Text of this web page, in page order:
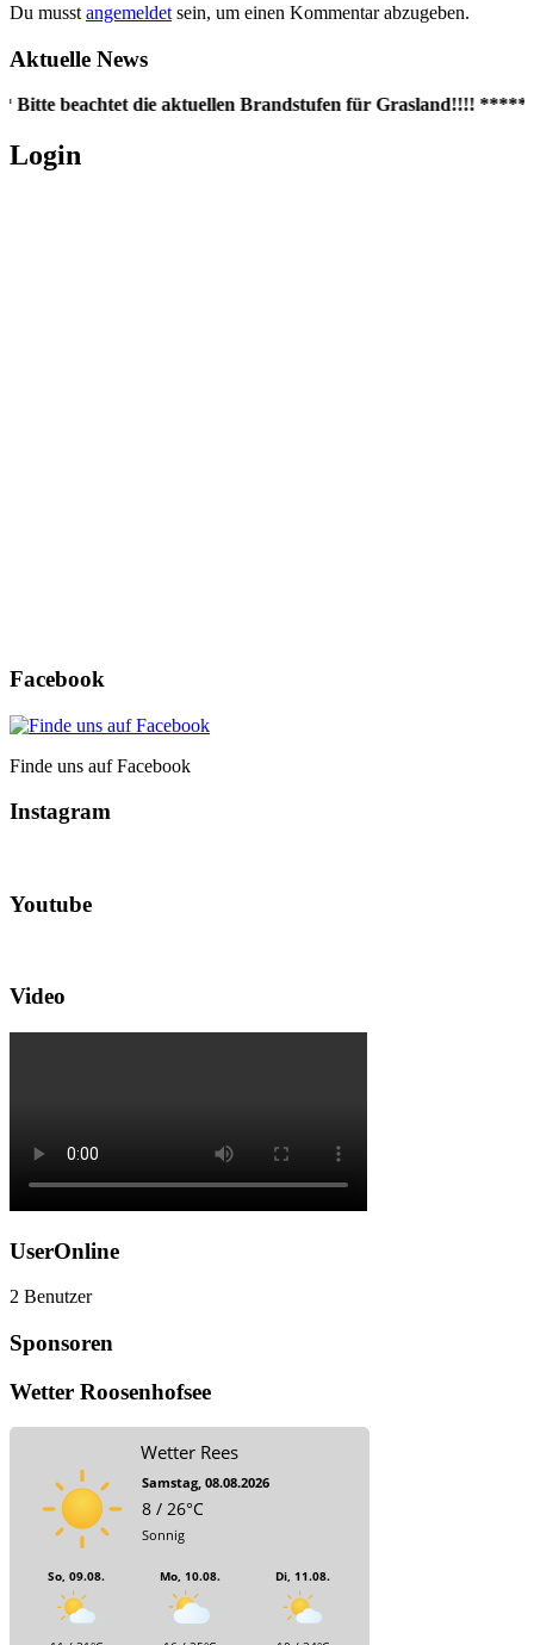
Du musst angemeldet sein, um einen Kommentar abzugeben.
Aktuelle News
beachtet die aktuellen Brandstufen für Grasland!!!! *****
Login
Facebook
Finde uns auf Facebook
Instagram
Youtube
Video
UserOnline
2 Benutzer
Sponsoren
Wetter Roosenhofsee
Wetter Rees
Samstag, 08.08.2026
8 / 26°C
Sonnig
So, 09.08. Mo, 10.08. Di, 11.08.